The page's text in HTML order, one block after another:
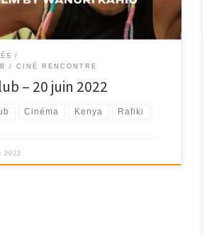
/ CINÉ RENCONTRE
– 20 juin 2022
Cinéma Kenya Rafiki
2022